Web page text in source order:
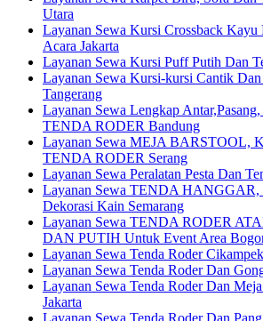
Utara
Layanan Sewa Kursi Crossback Kayu
Acara Jakarta
Layanan Sewa Kursi Puff Putih Dan
Layanan Sewa Kursi-kursi Cantik
Tangerang
Layanan Sewa Lengkap
TENDA RODER Bandung
Layanan Sewa MEJA BARSTOOL,
TENDA RODER Serang
Layanan Sewa Peralatan Pesta Dan
Layanan Sewa TENDA
Dekorasi Kain Semarang
Layanan Sewa TENDA RODER
DAN PUTIH Untuk Event Area
Layanan Sewa Tenda Roder Cikampek
Layanan Sewa Tenda Roder Dan
Layanan Sewa Tenda Roder Dan
Jakarta